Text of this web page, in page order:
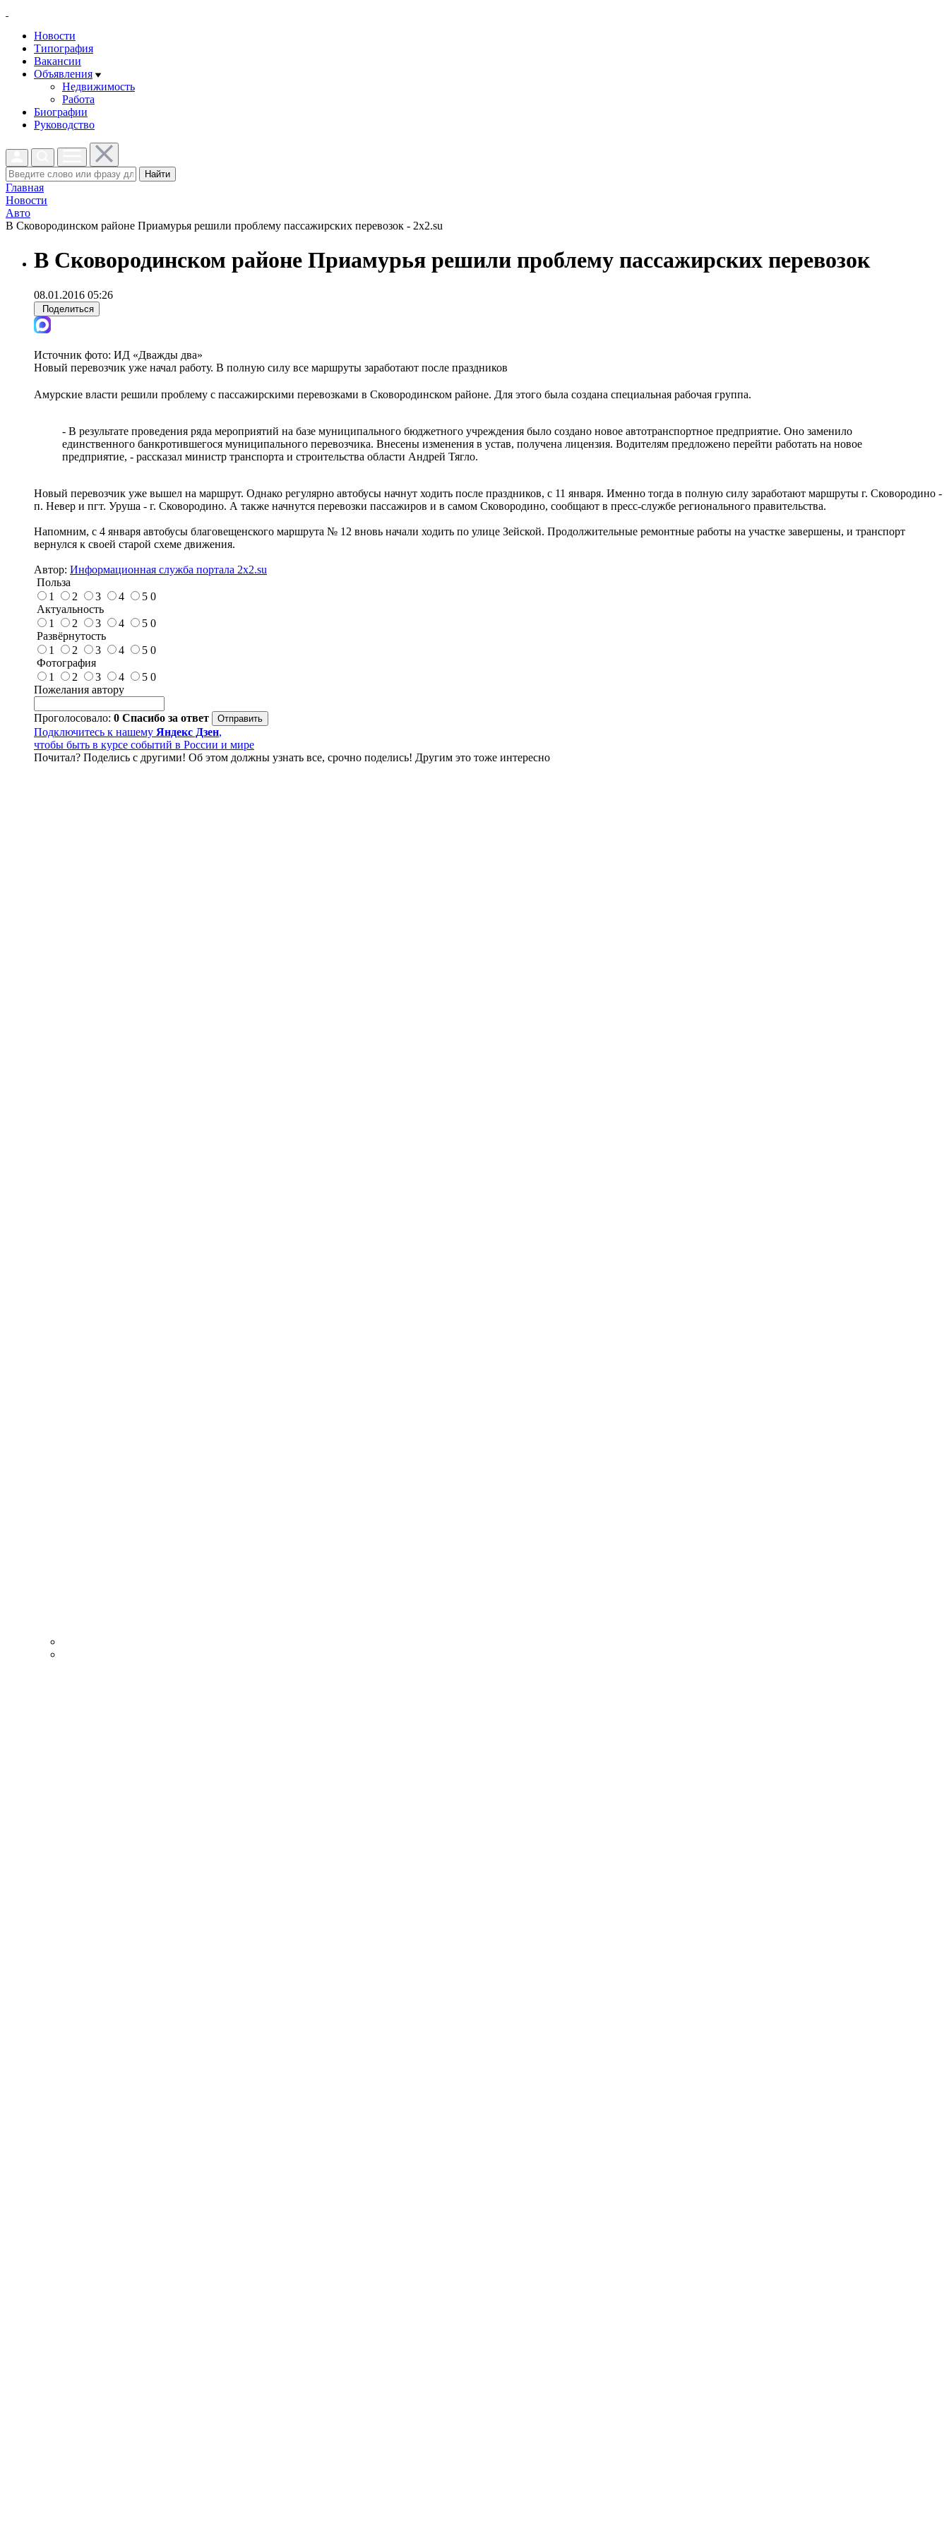
Новости
Типография
Вакансии
Объявления
Недвижимость
Работа
Биографии
Руководство
Найти
Главная
Новости
Авто
В Сковородинском районе Приамурья решили проблему пассажирских перевозок - 2x2.su
В Сковородинском районе Приамурья решили проблему пассажирских перевозок
08.01.2016 05:26
Поделиться
Источник фото: ИД «Дважды два»
Новый перевозчик уже начал работу. В полную силу все маршруты заработают после праздников
Амурские власти решили проблему с пассажирскими перевозками в Сковородинском районе. Для этого была создана специальная рабочая группа.
- В результате проведения ряда мероприятий на базе муниципального бюджетного учреждения было создано новое автотранспортное предприятие. Оно заменило
единственного банкротившегося муниципального перевозчика. Внесены изменения в устав, получена лицензия. Водителям предложено перейти работать на новое
предприятие, - рассказал министр транспорта и строительства области Андрей Тягло.
Новый перевозчик уже вышел на маршрут. Однако регулярно автобусы начнут ходить после праздников, с 11 января. Именно тогда в полную силу заработают маршруты г. Сковородино -
п. Невер и пгт. Уруша - г. Сковородино. А также начнутся перевозки пассажиров и в самом Сковородино, сообщают в пресс-службе регионального правительства.
Напомним, с 4 января автобусы благовещенского маршрута № 12 вновь начали ходить по улице Зейской. Продолжительные ремонтные работы на участке завершены, и транспорт
вернулся к своей старой схеме движения.
Автор: Информационная служба портала 2x2.su
Польза
1
2 3 4 5 0
Актуальность
1
2 3 4 5 0
Развёрнутость
1
2 3 4 5 0
Фотография
1
2 3 4 5 0
Пожелания автору
Проголосовало: 0 Спасибо за ответ
Подключитесь к нашему Яндекс Дзен,
чтобы быть в курсе событий в России и мире
Почитал? Поделись с другими! Об этом должны узнать все, срочно поделись! Другим это тоже интересно